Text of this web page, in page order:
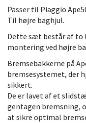
Passer til Piaggio
Til højre baghjul.
Dette sæt består af to
montering ved højre
Bremsebakkerne på
bremsesystemet, der
sikkert.
De er lavet af et
gentagen bremsning,
at sikre optimal